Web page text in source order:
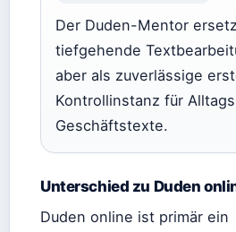
Der Duden-Mentor
tiefgehende
aber als zuverlässige
Kontrollinstanz für
Geschäftstexte.
Unterschied zu Duden
Duden online ist primär ein